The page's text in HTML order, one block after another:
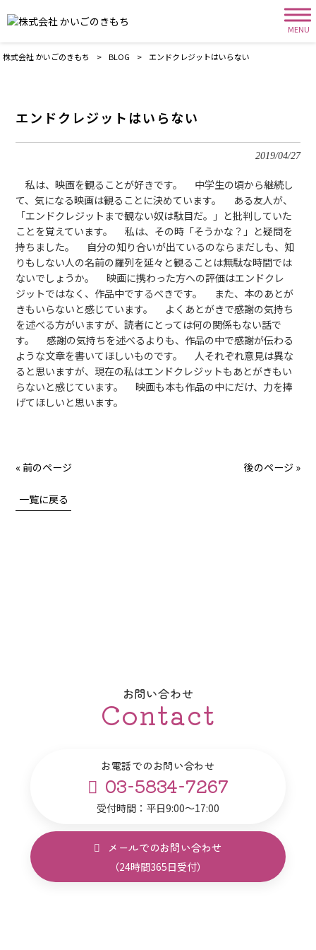
MENU
株式会社 かいごのきもち > BLOG > エンドクレジットはいらない
エンドクレジットはいらない
2019/04/27
私は、映画を観ることが好きです。 中学生の頃から継続し
て、気になる映画は観ることに決めています。 ある友人が、
「エンドクレジットまで観ない奴は駄目だ。」と批判していた
ことを覚えています。 私は、その時「そうかな？」と疑問を
持ちました。 自分の知り合いが出ているのならまだしも、知
りもしない人の名前の羅列を延々と観ることは無駄な時間では
ないでしょうか。 映画に携わった方への評価はエンドクレ
ジットではなく、作品中でするべきです。 また、本のあとが
きもいらないと感じています。 よくあとがきで感謝の気持ち
を述べる方がいますが、読者にとっては何の関係もない話で
す。 感謝の気持ちを述べるよりも、作品の中で感謝が伝わる
ような文章を書いてほしいものです。 人それぞれ意見は異な
ると思いますが、現在の私はエンドクレジットもあとがきもい
らないと感じています。 映画も本も作品の中にだけ、力を捧
げてほしいと思います。
« 前のページ 後のページ »
一覧に戻る
お問い合わせ
Contact
お電話でのお問い合わせ
03-5834-7267
受付時間：平日9:00～17:00
メールでのお問い合わせ
（24時間365日受付）